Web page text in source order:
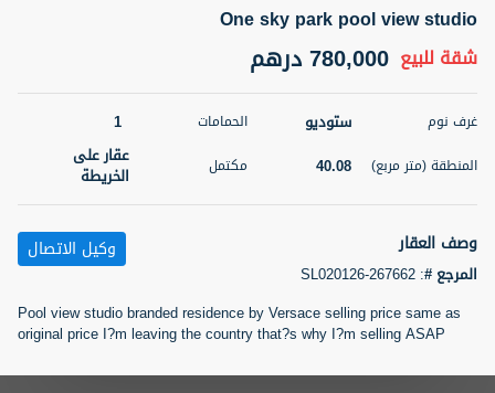
2BR Golf, Pool & Villa View | 3 Bathrooms | 1,274.77 Sq
Ft | Ellington House II
للبيع 4,100,000 درهم
22
2
3
المنطقة (متر
مربع)
118.34
حالة
اسم الوسيط
TATIANA VEBER
رقم الوسيط
أتصل الأن
5 أشهر +
One sky park pool view studio
شقة للبيع 780,000 درهم
غرف نوم ستوديو الحمامات 1
المنطقة (متر مربع) 40.08 مكتمل عقار على
الخريطة
وصف العقار
المرجع #:
SL020126-267662
وكيل الاتصال
Pool view studio branded residence by Versace selling price same as
original price I?m leaving the country that?s why I?m selling ASAP
تصفية المفضلة خريطة